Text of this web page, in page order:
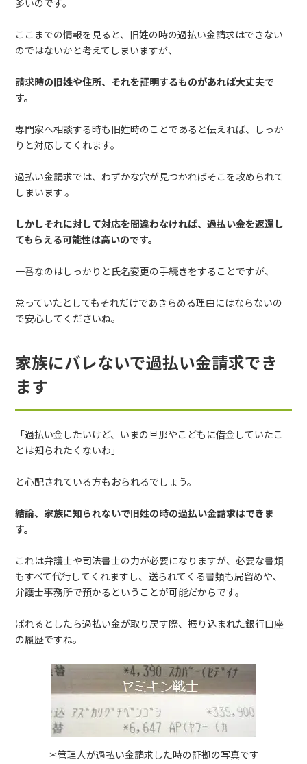
多いのです。
ここまでの情報を見ると、旧姓の時の過払い金請求はできない
のではないかと考えてしまいますが、
請求時の旧姓や住所、それを証明するものがあれば大丈夫で
す。
専門家へ相談する時も旧姓時のことであると伝えれば、しっか
りと対応してくれます。
過払い金請求では、わずかな穴が見つかればそこを攻められて
しまいます.。
しかしそれに対して対応を間違わなければ、過払い金を返還し
てもらえる可能性は高いのです。
一番なのはしっかりと氏名変更の手続きをすることですが、
怠っていたとしてもそれだけであきらめる理由にはならないの
で安心してくださいね。
家族にバレないで過払い金請求でき
ます
「過払い金したいけど、いまの旦那やこどもに借金していたこ
とは知られたくないわ」
と心配されている方もおられるでしょう。
結論、家族に知られないで旧姓の時の過払い金請求はできま
す。
これは弁護士や司法書士の力が必要になりますが、必要な書類
もすべて代行してくれますし、送られてくる書類も局留めや、
弁護士事務所で預かるということが可能だからです。
ばれるとしたら過払い金が取り戻す際、振り込まれた銀行口座
の履歴ですね。
＊管理人が過払い金請求した時の証拠の写真です